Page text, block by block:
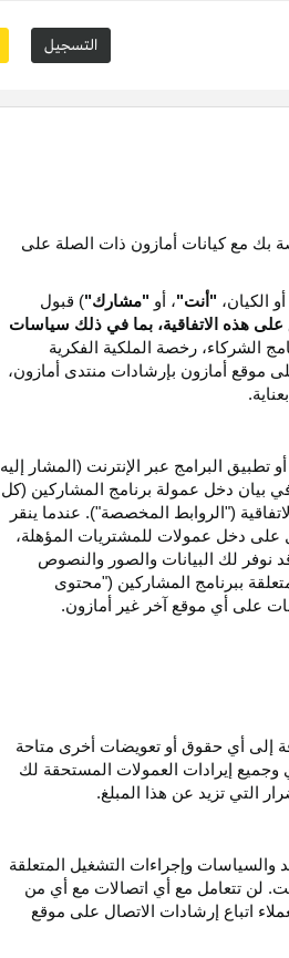
التسجيل
بك مع كيانات أمازون ذات الصلة على
الكيان، "أنت"، أو "مشارك") قبول
هذه الاتفاقية، بما في ذلك سياسات
الشركاء، رخصة الملكية الفكرية
موقع أمازون بإرشادات منتدى أمازون،
.
البرامج عبر الإنترنت (المشار إليه
بيان دخل عمولة برنامج المشاركين (كل
("الروابط المخصصة"). عندما ينقر
على دخل عمولات للمشتريات
المؤهلة،
نوفر لك البيانات والصور والنصوص
ببرنامج المشاركين ("محتوى
على أي موقع آخر غير أمازون.
إلى أي حقوق أو تعويضات أخرى متاحة
إيرادات العمولات المستحقة لك
التي تزيد عن هذا المبلغ.
والسياسات وإجراءات التشغيل المتعلقة
لن تتعامل مع أي اتصالات مع أي من
اتباع إرشادات الاتصال على موقع